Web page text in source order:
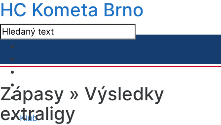
HC Kometa Brno
Klub
Zápasy » Výsledky
extraligy